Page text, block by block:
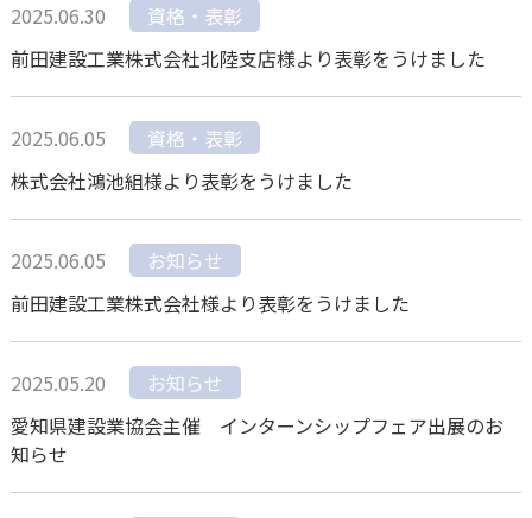
2025.06.30
資格・表彰
前田建設工業株式会社北陸支店様より表彰をうけました
2025.06.05
資格・表彰
株式会社鴻池組様より表彰をうけました
2025.06.05
お知らせ
前田建設工業株式会社様より表彰をうけました
2025.05.20
お知らせ
愛知県建設業協会主催 インターンシップフェア出展のお
知らせ